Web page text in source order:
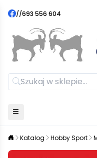
//693 556 604
Katalog Hobby Sport